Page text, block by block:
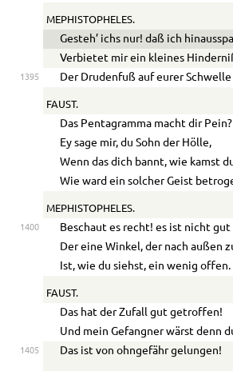
MEPHISTOPHELES.
Gesteh’ ichs nur! daß ich
Verbietet mir ein kleines
1395 Der Drudenfuß auf eurer Schwelle
FAUST.
Das Pentagramma macht dir Pein?
Ey sage mir, du Sohn der Hölle,
Wenn das dich bannt, wie kamst
Wie ward ein solcher Geist
MEPHISTOPHELES.
1400
Beschaut es recht! es ist nicht gut
Der eine Winkel, der nach außen
Ist, wie du siehst, ein wenig offen.
FAUST.
Das hat der Zufall gut getroffen!
Und mein Gefangner wärst denn
1405 Das ist von ohngefähr gelungen!